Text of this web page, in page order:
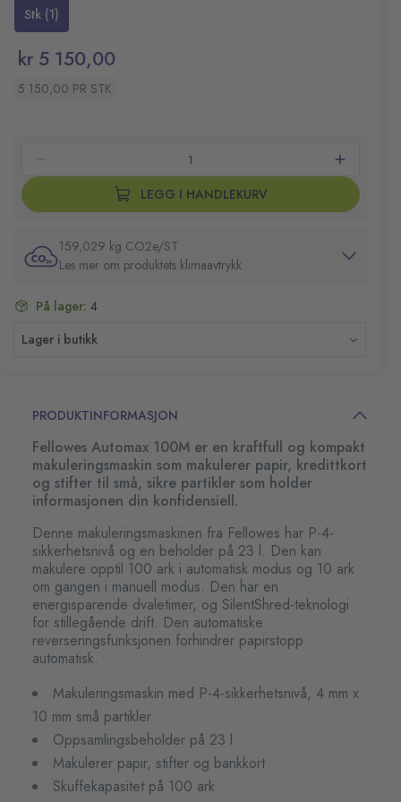
automatiske reverseringsfunksjonen forhindrer papirstopp
automatisk.
Makulerer papir, stifter og bankkort
Stk (1)
kr 5 150,00
5 150,00 PR STK
LEGG I HANDLEKURV
159,029 kg CO2e/ST
Les mer om produktets klimaavtrykk
På lager: 4
Lager i butikk
PRODUKTINFORMASJON
Fellowes Automax 100M er en kraftfull og kompakt
makuleringsmaskin som makulerer papir, kredittkort
og stifter til små, sikre partikler som holder
informasjonen din konfidensiell.
Denne makuleringsmaskinen fra Fellowes har P-4-
sikkerhetsnivå og en beholder på 23 l. Den kan
makulere opptil 100 ark i automatisk modus og 10 ark
om gangen i manuell modus. Den har en
energisparende dvaletimer, og SilentShred-teknologi
for stillegående drift. Den automatiske
reverseringsfunksjonen forhindrer papirstopp
automatisk.
Makuleringsmaskin med P-4-sikkerhetsnivå, 4 mm x
10 mm små partikler
Oppsamlingsbeholder på 23 l
Makulerer papir, stifter og bankkort
Skuffekapasitet på 100 ark